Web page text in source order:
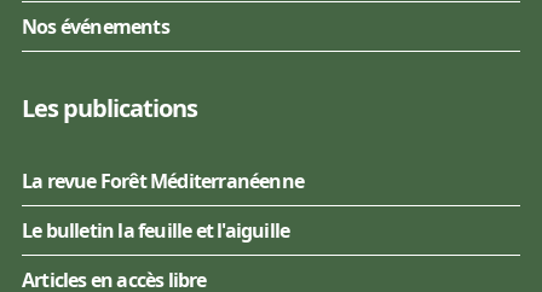
Nos événements
Les publications
La revue Forêt Méditerranéenne
Le bulletin la feuille et l'aiguille
Articles en accès libre